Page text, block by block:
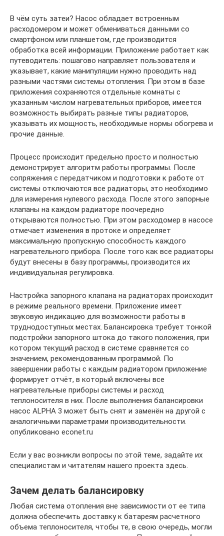
В чём суть затеи? Насос обладает встроенным
расходомером и может обмениваться данными со
смартфоном или планшетом, где производится
обработка всей информации. Приложение работает как
путеводитель: пошагово направляет пользователя и
указывает, какие манипуляции нужно проводить над
разными частями системы отопления. При этом в базе
приложения сохраняются отдельные комнаты с
указанным числом нагревательных приборов, имеется
возможность выбирать разные типы радиаторов,
указывать их мощность, необходимые нормы обогрева и
прочие данные.
Процесс происходит предельно просто и полностью
демонстрирует алгоритм работы программы. После
сопряжения с передатчиком и подготовки к работе от
системы отключаются все радиаторы, это необходимо
для измерения нулевого расхода. После этого запорные
клапаны на каждом радиаторе поочередно
открываются полностью. При этом расходомер в насосе
отмечает изменения в протоке и определяет
максимальную пропускную способность каждого
нагревательного прибора. После того как все радиаторы
будут внесены в базу программы, производится их
индивидуальная регулировка.
Настройка запорного клапана на радиаторах происходит
в режиме реального времени. Приложение имеет
звуковую индикацию для возможности работы в
труднодоступных местах. Балансировка требует тонкой
подстройки запорного штока до такого положения, при
котором текущий расход в системе сравняется со
значением, рекомендованным программой. По
завершении работы с каждым радиатором приложение
формирует отчёт, в который включены все
нагревательные приборы системы и расход
теплоносителя в них. После выполнения балансировки
насос ALPHA 3 может быть снят и заменён на другой с
аналогичными параметрами производительности.
опубликовано econet.ru
Если у вас возникли вопросы по этой теме, задайте их
специалистам и читателям нашего проекта здесь.
Зачем делать балансировку
Любая система отопления вне зависимости от ее типа
должна обеспечить доставку к батареям расчетного
объема теплоносителя, чтобы те, в свою очередь, могли